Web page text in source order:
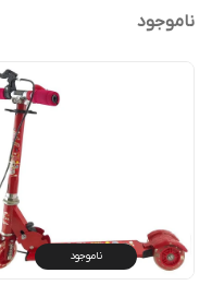
ناموجود
ناموجود